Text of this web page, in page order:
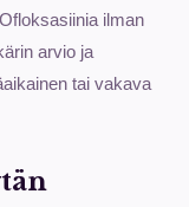
ilman
arvio ja
tai vakava